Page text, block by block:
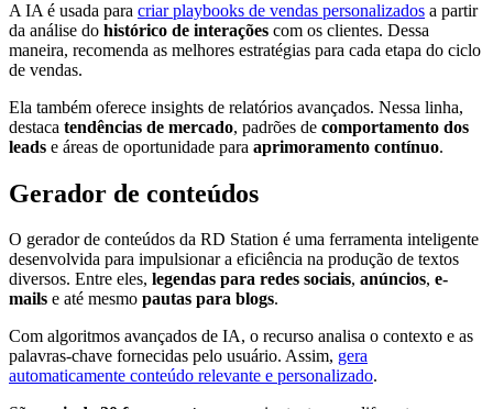
A IA é usada para criar playbooks de vendas personalizados a partir
da análise do histórico de interações com os clientes. Dessa
maneira, recomenda as melhores estratégias para cada etapa do ciclo
de vendas.
Ela também oferece insights de relatórios avançados. Nessa linha,
destaca tendências de mercado, padrões de comportamento dos
leads e áreas de oportunidade para aprimoramento contínuo.
Gerador de conteúdos
O gerador de conteúdos da RD Station é uma ferramenta inteligente
desenvolvida para impulsionar a eficiência na produção de textos
diversos. Entre eles, legendas para redes sociais, anúncios, e-
mails e até mesmo pautas para blogs.
Com algoritmos avançados de IA, o recurso analisa o contexto e as
palavras-chave fornecidas pelo usuário. Assim, gera
automaticamente conteúdo relevante e personalizado.